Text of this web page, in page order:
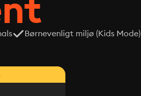
Børnevenligt miljø (Kids Mode)